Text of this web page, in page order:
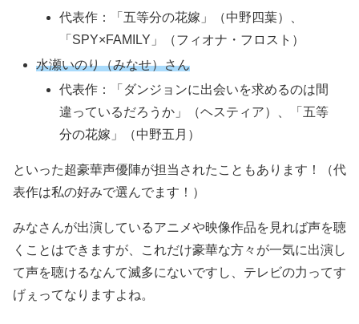
代表作：「五等分の花嫁」（中野四葉）、
「SPY×FAMILY」（フィオナ・フロスト）
水瀬いのり（みなせ）さん
代表作：「ダンジョンに出会いを求めるのは間
違っているだろうか」（ヘスティア）、「五等
分の花嫁」（中野五月）
といった超豪華声優陣が担当されたこともあります！（代
表作は私の好みで選んでます！）
みなさんが出演しているアニメや映像作品を見れば声を聴
くことはできますが、これだけ豪華な方々が一気に出演し
て声を聴けるなんて滅多にないですし、テレビの力ってす
げぇってなりますよね。